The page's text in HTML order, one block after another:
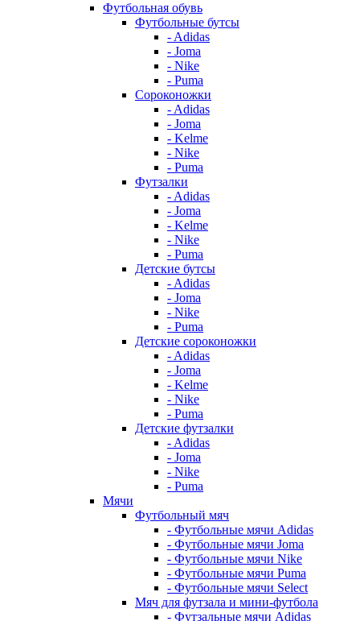
Футбольная обувь
Футбольные бутсы
- Adidas
- Joma
- Nike
- Puma
Сороконожки
- Adidas
- Joma
- Kelme
- Nike
- Puma
Футзалки
- Adidas
- Joma
- Kelme
- Nike
- Puma
Детские бутсы
- Adidas
- Joma
- Nike
- Puma
Детские сороконожки
- Adidas
- Joma
- Kelme
- Nike
- Puma
Детские футзалки
- Adidas
- Joma
- Nike
- Puma
Мячи
Футбольный мяч
- Футбольные мячи Adidas
- Футбольные мячи Joma
- Футбольные мячи Nike
- Футбольные мячи Puma
- Футбольные мячи Select
Мяч для футзала и мини-футбола
- Футзальные мячи Adidas